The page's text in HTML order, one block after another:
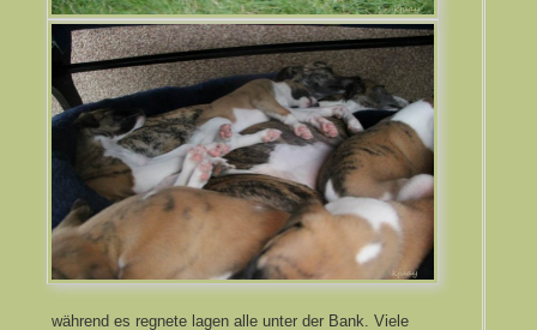
während es regnete lagen alle unter der Bank. Viele